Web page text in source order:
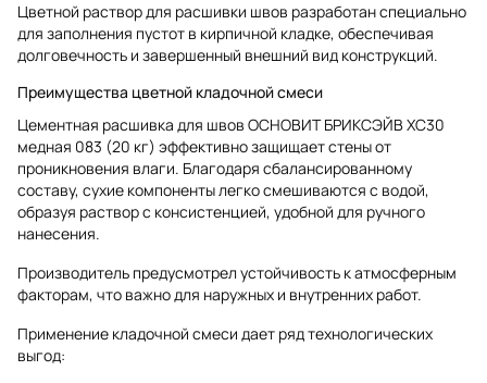
Цветной раствор для расшивки швов разработан специально
для заполнения пустот в кирпичной кладке, обеспечивая
долговечность и завершенный внешний вид конструкций.
Преимущества цветной кладочной смеси
Цементная расшивка для швов ОСНОВИТ БРИКСЭЙВ XC30
медная 083 (20 кг) эффективно защищает стены от
проникновения влаги. Благодаря сбалансированному
составу, сухие компоненты легко смешиваются с водой,
образуя раствор с консистенцией, удобной для ручного
нанесения.
Производитель предусмотрел устойчивость к атмосферным
факторам, что важно для наружных и внутренних работ.
Применение кладочной смеси дает ряд технологических
выгод: